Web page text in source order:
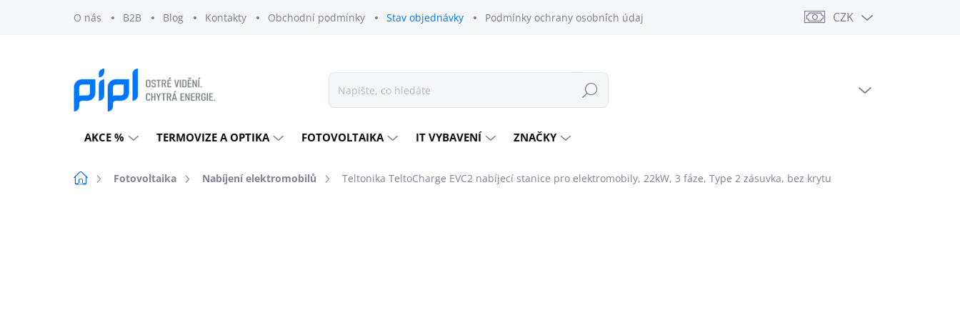
O nás B2B Blog Kontakty Obchodní podmínky Stav objednávky Podmínky ochrany osobních údajů CZK
Hledat
AKCE % TERMOVIZE A OPTIKA FOTOVOLTAIKA IT VYBAVENÍ ZNAČKY
DomůFotovoltaika Nabíjení elektromobilů Teltonika TeltoCharge EVC2 nabíjecí stanice pro elektromobily, 22kW, 3 fáze, Type 2 zásuvka, bez krytu